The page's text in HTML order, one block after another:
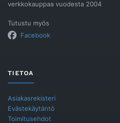
verkkokauppaa vuodesta 2004
Tutustu myös
Facebook
TIETOA
Asiakasrekisteri
Evästekäytäntö
Toimitusehdot